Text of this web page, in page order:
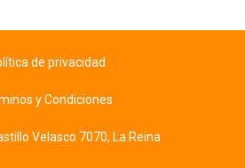
de privacidad
y Condiciones
Velasco 7070, La Reina